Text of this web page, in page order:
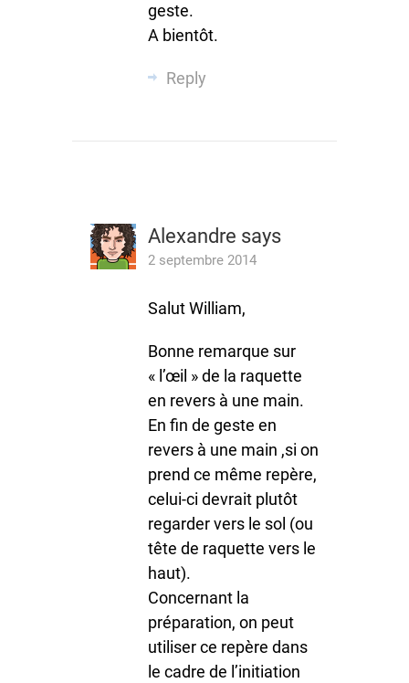
geste.
A bientôt.
Reply
Alexandre says
2 septembre 2014
Salut William,
Bonne remarque sur
« l’œil » de la raquette
en revers à une main.
En fin de geste en
revers à une main ,si on
prend ce même repère,
celui-ci devrait plutôt
regarder vers le sol (ou
tête de raquette vers le
haut).
Concernant la
préparation, on peut
utiliser ce repère dans
le cadre de l’initiation